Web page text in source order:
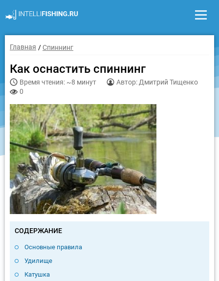
Главная Спиннинг
Как оснастить спиннинг
Время чтения: ~8 минут
Автор: Дмитрий Тищенко
0
СОДЕРЖАНИЕ
Основные правила
Удилище
Катушка